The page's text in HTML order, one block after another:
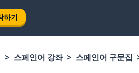
하기
스페인어 강좌 스페인어 구문집